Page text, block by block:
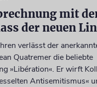
mit
der neuen
verlässt der
Quatremer die beliebte
»Libération«. Er wirft
Antisemitismus«